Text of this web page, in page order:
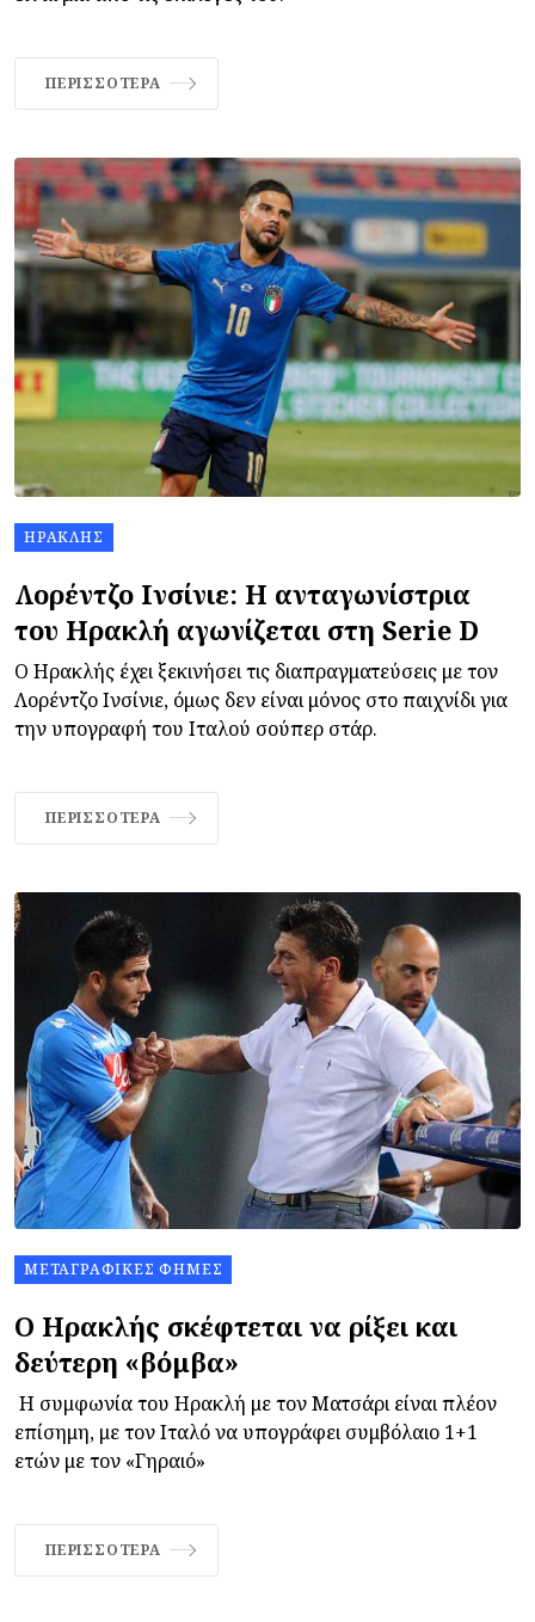
ΠΕΡΙΣΣΌΤΕΡΑ
ΗΡΑΚΛΉΣ
Λορέντζο Ινσίνιε: Η ανταγωνίστρια
του Ηρακλή αγωνίζεται στη Serie D
Ο Ηρακλής έχει ξεκινήσει τις διαπραγματεύσεις με τον
Λορέντζο Ινσίνιε, όμως δεν είναι μόνος στο παιχνίδι για
την υπογραφή του Ιταλού σούπερ στάρ.
ΠΕΡΙΣΣΌΤΕΡΑ
ΜΕΤΑΓΡΑΦΙΚΈΣ ΦΉΜΕΣ
Ο Ηρακλής σκέφτεται να ρίξει και
δεύτερη «βόμβα»
Η συμφωνία του Ηρακλή με τον Ματσάρι είναι πλέον
επίσημη, με τον Ιταλό να υπογράφει συμβόλαιο 1+1
ετών με τον «Γηραιό»
ΠΕΡΙΣΣΌΤΕΡΑ